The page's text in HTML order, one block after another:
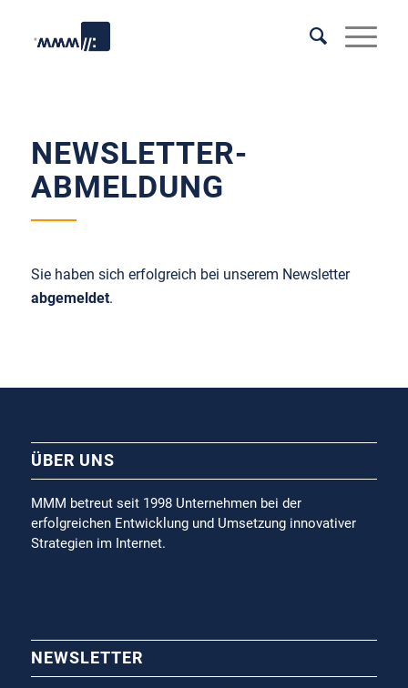
NEWSLETTER-
ABMELDUNG
Sie haben sich erfolgreich bei unserem Newsletter
abgemeldet.
ÜBER UNS
MMM betreut seit 1998 Unternehmen bei der
erfolgreichen Entwicklung und Umsetzung innovativer
Strategien im Internet.
NEWSLETTER